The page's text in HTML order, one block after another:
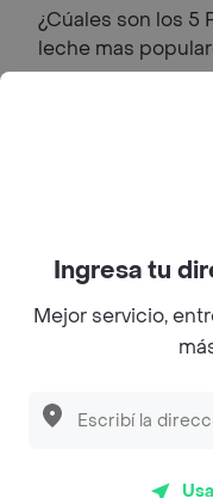
¿Cúales son los 5
leche mas
Top Marcas y
Ingresa tu
Mejor servicio,